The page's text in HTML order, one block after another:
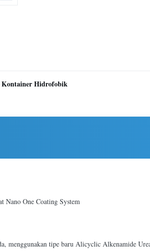
Kontainer Hidrofobik
Nano One Coating System
menggunakan tipe baru Alicyclic Alkenamide